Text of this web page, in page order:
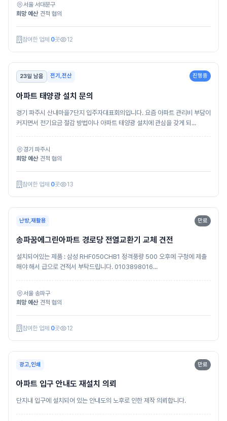
서울 서대문구
희망 예산 견적 협의
참여한 업체 0곳 12
23일 남음 전기,전산 진행중
아파트 태양광 설치 문의
경기 파주시 산내마을7단지 입주자대표회의입니다. 요즘 아파트 관리비 부담이
커지면서 전기요금 절감 방법이나 아파트 태양광 설치에 관심을 갖게 되...
경기 파주시
희망 예산 견적 협의
참여한 업체 0곳 13
난방,재활용 만료
송파꿈에그린아파트 경로당 전열교환기 교체 견전
설치되어있는 제품 : 삼성 RHF050CHB1 정격풍량 500 오후에 구청에 제출
해야 해서 급으로 견적서 부탁드립니다. 0103898016...
서울 송파구
희망 예산 견적 협의
참여한 업체 0곳 12
광고,인쇄 만료
아파트 입구 안내도 재설치 의뢰
단지내 입구에 설치되어 있는 안내도의 노후로 인한 제작 의뢰합니다.